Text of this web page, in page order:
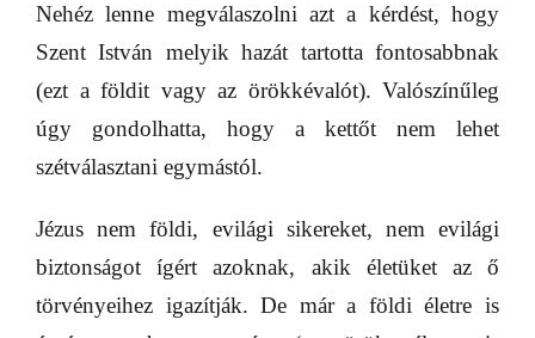
Nehéz lenne megválaszolni azt a kérdést, hogy
Szent István melyik hazát tartotta fontosabbnak
(ezt a földit vagy az örökkévalót). Valószínűleg
úgy gondolhatta, hogy a kettőt nem lehet
szétválasztani egymástól.
Jézus nem földi, evilági sikereket, nem evilági
biztonságot ígért azoknak, akik életüket az ő
törvényeihez igazítják. De már a földi életre is